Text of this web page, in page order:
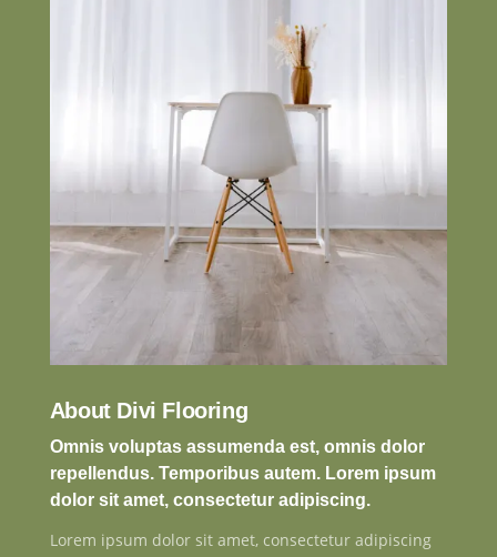
About Divi Flooring
Omnis voluptas assumenda est, omnis dolor
repellendus. Temporibus autem. Lorem ipsum
dolor sit amet, consectetur adipiscing.
Lorem ipsum dolor sit amet, consectetur adipiscing